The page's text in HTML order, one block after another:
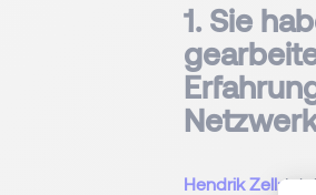
1. Sie
Hendrik Zell: Ich